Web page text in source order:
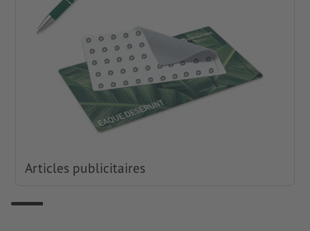
Articles publicitaires